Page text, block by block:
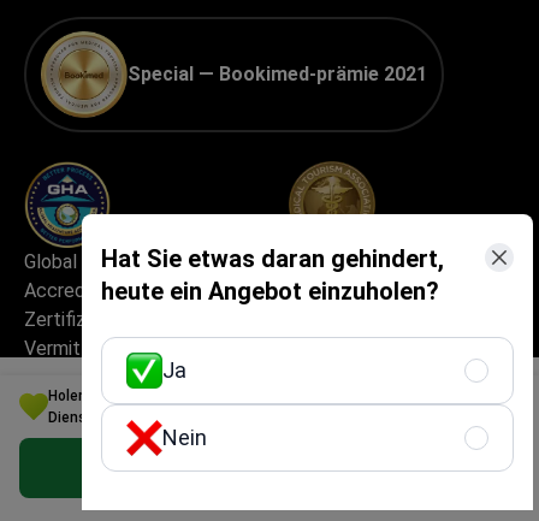
Holen Sie sich die beste Spa-Resorts mit medizinischen
Dienstleistungen Option für Ihr Budget in Tschechien
Kostenloses persönliches Angebot erhalten
Hat Sie etwas daran gehindert,
heute ein Angebot einzuholen?
Ja
Nein
Special — Bookimed-prämie 2021
Global Healthcare
Accreditation (GHA) –
Zertifizierung für
Vermittler von
Medizintourismus
Beste Praxis für
Medizintourismus